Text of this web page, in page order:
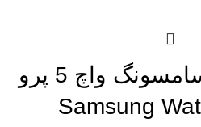
ساعت سامسونگ واچ 5 پرو
Samsung